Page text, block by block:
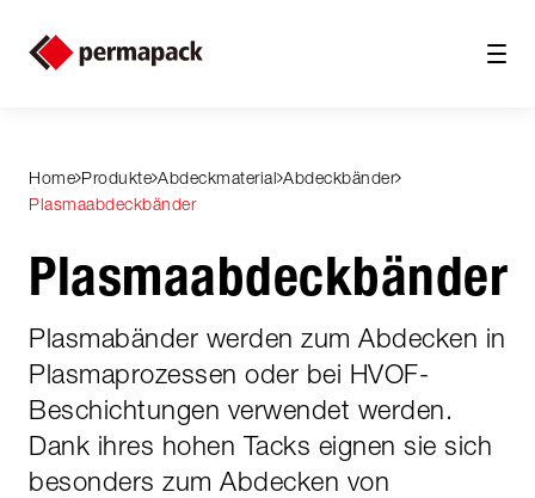
Home Produkte Abdeckmaterial Abdeckbänder
Plasmaabdeckbänder
Plasmaabdeckbänder
Plasmabänder werden zum Abdecken in
Plasmaprozessen oder bei HVOF-
Beschichtungen verwendet werden.
Dank ihres hohen Tacks eignen sie sich
besonders zum Abdecken von